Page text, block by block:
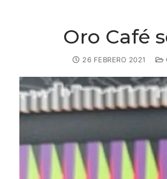
Oro Café
26 FEBRERO 2021